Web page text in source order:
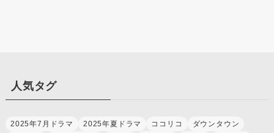
人気タグ
2025年7月ドラマ 2025年夏ドラマ ココリコ
ダウンタウン